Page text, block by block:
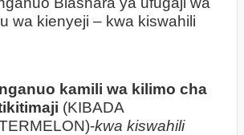
wa kienyeji – kwa kiswahili
kamili wa kilimo cha
(KIBADA
kwa kiswahili